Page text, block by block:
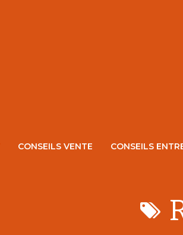
CONSEILS VENTE CONSEILS